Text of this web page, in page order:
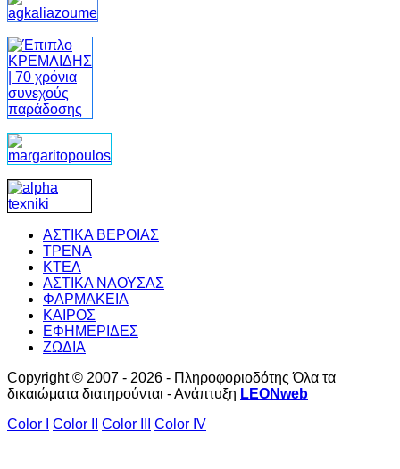
ΑΣΤΙΚΑ ΒΕΡΟΙΑΣ
ΤΡΕΝΑ
ΚΤΕΛ
ΑΣΤΙΚΑ ΝΑΟΥΣΑΣ
ΦΑΡΜΑΚΕΙΑ
ΚΑΙΡΟΣ
ΕΦΗΜΕΡΙΔΕΣ
ΖΩΔΙΑ
Copyright © 2007 - 2026 - Πληροφοριοδότης Όλα τα
δικαιώματα διατηρούνται - Ανάπτυξη LEONweb
Color I
Color II Color III Color IV